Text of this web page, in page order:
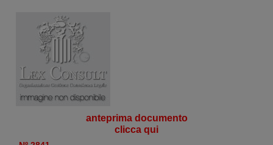
anteprima documento
clicca qui